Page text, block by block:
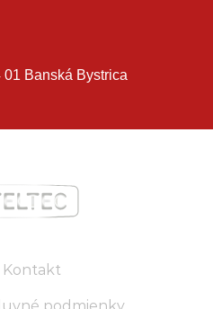
01 Banská Bystrica
Kontakt